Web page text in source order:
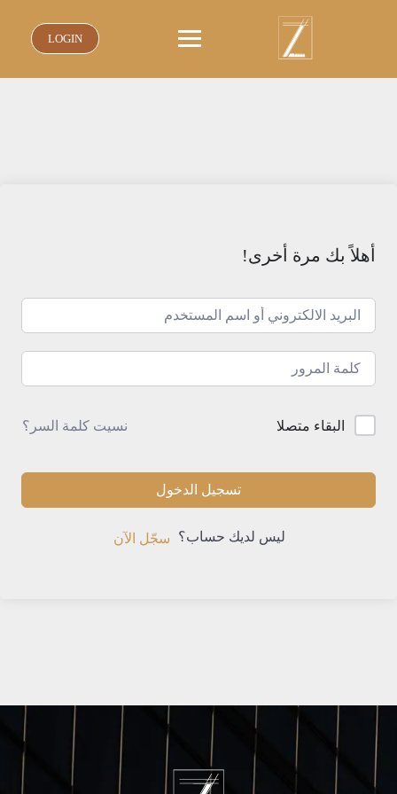
LOGIN
أهلاً بك مرة أخرى!
البقاء متصلا نسيت كلمة السر؟
تسجيل الدخول
ليس لديك حساب؟ سجّل الآن